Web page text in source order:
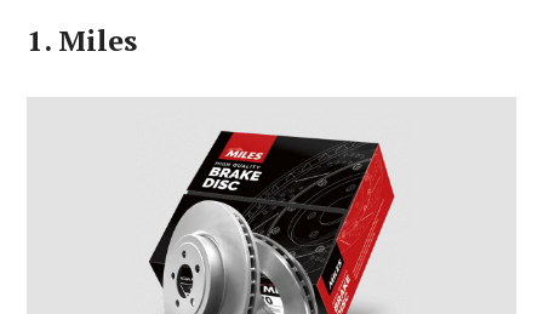
1. Miles